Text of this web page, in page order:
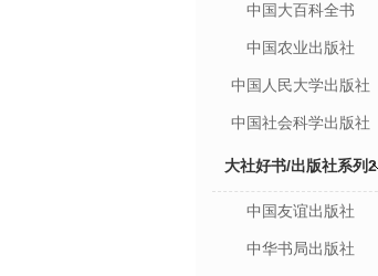
中国大百科全书
中国农业出版社
中国人民大学出版社
中国社会科学出版社
大社好书/出版社系列2
中国友谊出版社
中华书局出版社